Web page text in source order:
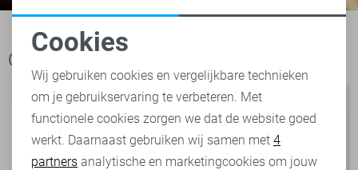
Ook het bekijken waard
Noodzakelijke cookies
Personalisatie cookies
Analytische cookies
Cookies
Wij gebruiken cookies en vergelijkbare technieken
om je gebruikservaring te verbeteren. Met
functionele cookies zorgen we dat de website goed
werkt. Daarnaast gebruiken wij samen met 4
partners analytische en marketingcookies om jouw